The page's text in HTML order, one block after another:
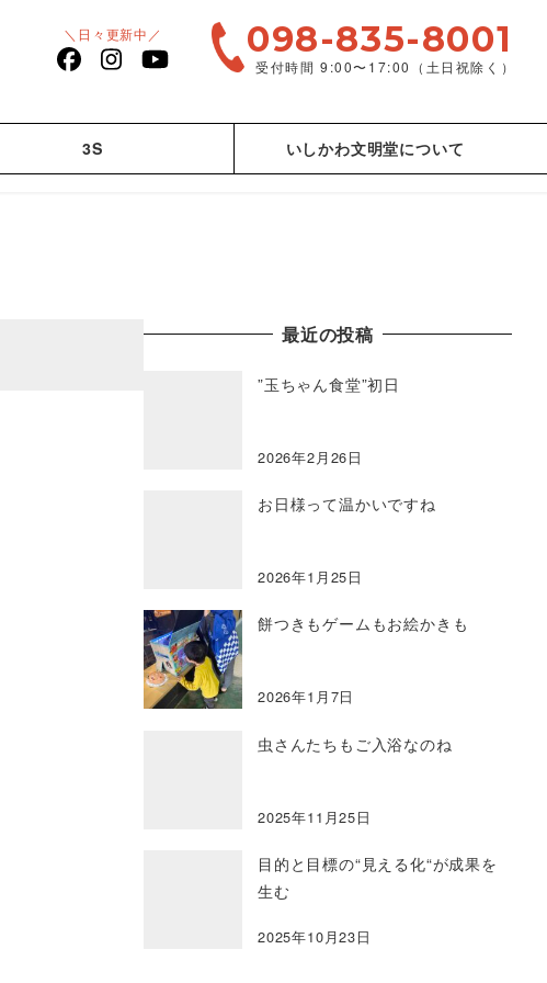
＼日々更新中／
facebook
Instagram
YouTube
098-835-8001
受付時間 9:00〜17:00（土日祝除く）
3S いしかわ文明堂について
最近の投稿
”玉ちゃん食堂”初日
2026年2月26日
お日様って温かいですね
2026年1月25日
餅つきもゲームもお絵かきも
2026年1月7日
虫さんたちもご入浴なのね
2025年11月25日
目的と目標の“見える化“が成果を
生む
2025年10月23日